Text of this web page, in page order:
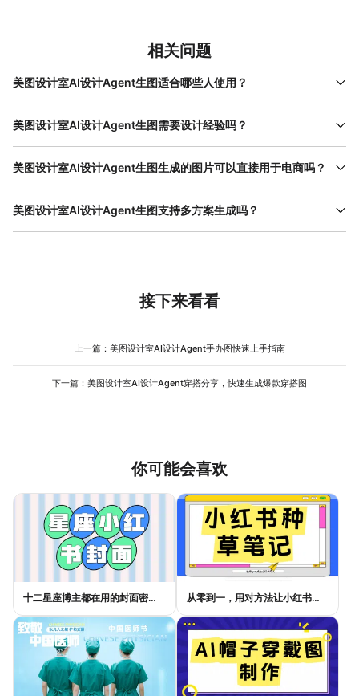
相关问题
美图设计室AI设计Agent生图适合哪些人使用？
美图设计室AI设计Agent生图适合电商运营、新手卖家、 自媒体 创
作者以及需要高频出图的用户使用。该 工具 通过模板和自动化生
美图设计室AI设计Agent生图需要设计经验吗？
不需要设计经验。美图设计室AI设计Agent生图通过模板预设和AI自
动生成完成构图与配色，用户只需上传素材并选择模板即可生成图
美图设计室AI设计Agent生图生成的图片可以直接用于电商吗？
可以直接使用。生成的图片已经完成基础设计处理，包括背景、构
图和视觉优化，适用于电商主图、详情页及推广图使用。导出后无
美图设计室AI设计Agent生图支持多方案生成吗？
支持多方案生成。用户在生成过程中可以获得多个不同风格的设计
接下来看看
上一篇： 美图设计室AI设计Agent手办图快速上手指南
下一篇： 美图设计室AI设计Agent穿搭分享，快速生成爆款穿搭图
你可能会喜欢
十二星座博主都在用的封面密码，星座小红书封面标题这样写才吸睛 从零到一，用对方法让小红书种草笔记的流量自己找上门